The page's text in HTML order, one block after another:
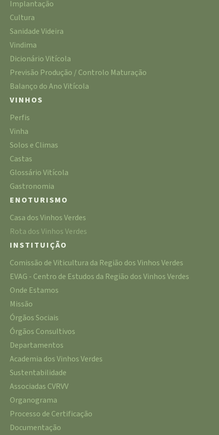
Implantação
Cultura
Sanidade Videira
Vindima
Dicionário Vitícola
Previsão Produção / Controlo Maturação
Balanço do Ano Vitícola
VINHOS
Perfis
Vinha
Solos e Climas
Castas
Glossário Vitícola
Gastronomia
ENOTURISMO
Casa dos Vinhos Verdes
Rota dos Vinhos Verdes
INSTITUIÇÃO
Comissão de Viticultura da Região dos Vinhos Verdes
EVAG - Centro de Estudos da Região dos Vinhos Verdes
Onde Estamos
Missão
Órgãos Sociais
Órgãos Consultivos
Departamentos
Academia dos Vinhos Verdes
Sustentabilidade
Associadas CVRVV
Organograma
Processo de Certificação
Documentação